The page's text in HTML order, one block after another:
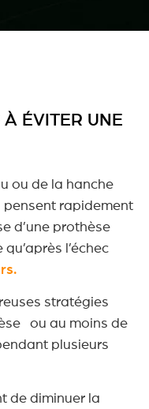
À ÉVITER UNE
ou de la hanche
pensent rapidement
d’une prothèse
l’échec
stratégies
ou au moins de
plusieurs
de diminuer la